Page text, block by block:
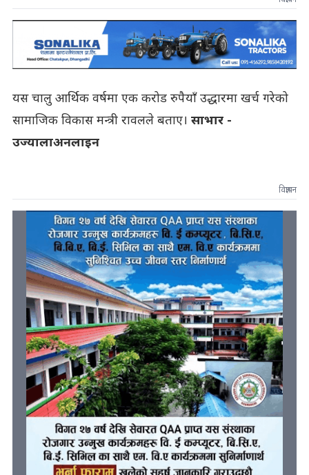
यस चालु आर्थिक वर्षमा एक करोड रुपैयाँ उद्धारमा खर्च गरेको
सामाजिक विकास मन्त्री रावलले बताए। साभार -
उज्यालाअनलाइन
विज्ञापन